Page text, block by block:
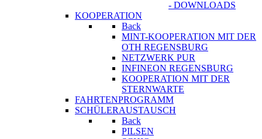
- DOWNLOADS
KOOPERATION
Back
MINT-KOOPERATION MIT DER
OTH REGENSBURG
NETZWERK PUR
INFINEON REGENSBURG
KOOPERATION MIT DER
STERNWARTE
FAHRTENPROGRAMM
SCHÜLERAUSTAUSCH
Back
PILSEN